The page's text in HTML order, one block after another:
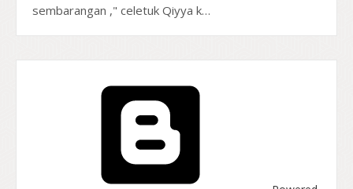
sembarangan ," celetuk Qiyya k…